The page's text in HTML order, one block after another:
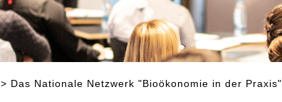
> Das Nationale Netzwerk "Bioökonomie in der Praxis"